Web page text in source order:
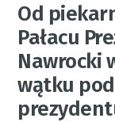
Od
Pałacu
Nawrocki
wątku